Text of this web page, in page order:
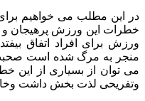
در این مطلب می خواهیم
خطرات این ورزش پرهیجان و
ورزش برای افراد اتفاق
منجر به مرگ شده است صحبت
می توان از بسیاری از این
وتفریحی لذت بخش داشت